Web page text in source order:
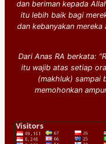
dan beriman kepada
itu lebih baik bagi
dan kebanyakan
Dari Anas RA berkata:
itu wajib atas setiap
(makhluk) sampai
memohonkan